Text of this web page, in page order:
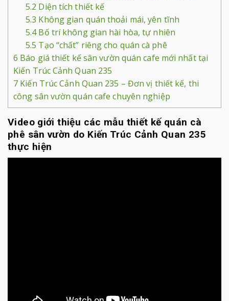
5.2 Diện tích thiết kế
5.3 Không gian quán thoải mái, yên tĩnh
5.4Bố trí không gian hài hòa, tự nhiên
5.5 Tạo “chất” riêng cho quán cà phê
6 Báo giá thiết kế sân vườn quán cafe mới nhất tại
Kiến Trúc Cảnh Quan 235
7 Kiến Trúc Cảnh Quan 235 – Đơn vị thiết kế, thi
công sân vườn quán cafe chuyên nghiệp
Video giới thiệu các mẫu thiết kế quán cà
phê sân vườn do Kiến Trúc Cảnh Quan 235
thực hiện